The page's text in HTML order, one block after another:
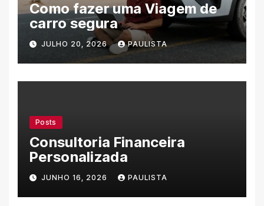
Como fazer uma Viagem de
carro segura
JULHO 20, 2026 PAULISTA
Posts
Consultoria Financeira
Personalizada
JUNHO 16, 2026 PAULISTA